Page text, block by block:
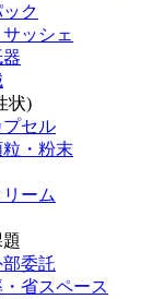
ク
ッシェ
状)
セル
・粉末
ーム
委託
省スペース